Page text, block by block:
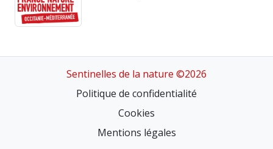
Sentinelles de la nature ©2026
Politique de confidentialité
Cookies
Mentions légales